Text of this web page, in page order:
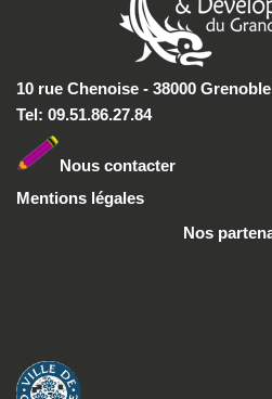
10 rue Chenoise - 38000 Grenoble
Tel: 09.51.86.27.84
Nous contacter
Mentions légales
Nos